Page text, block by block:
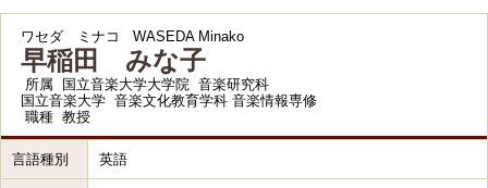
ワセダ ミナコ WASEDA Minako
早稲田 みな子
所属
国立音楽大学大学院 音楽研究科
国立音楽大学 音楽文化教育学科 音楽情報専修
職種 教授
言語種別 英語